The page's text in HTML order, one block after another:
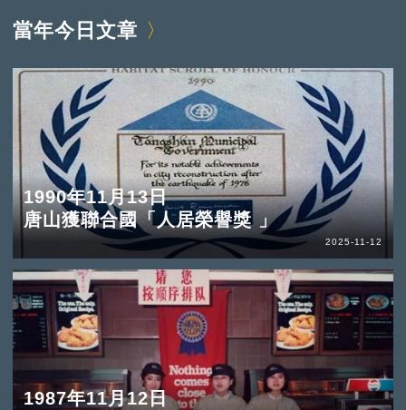
當年今日文章
1990年11月13日
唐山獲聯合國「人居榮譽獎 」
2025-11-12
1987年11月12日